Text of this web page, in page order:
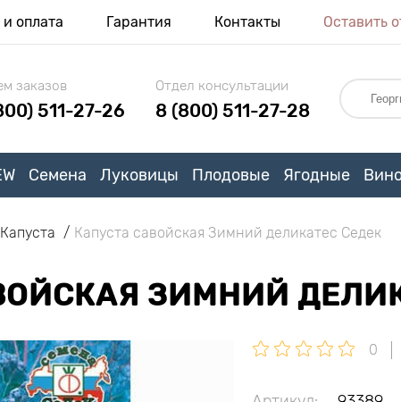
оплата Гарантия Контакты Оставить
заказов
511-27-26
Отдел консультации
8 (800) 511-27-28
Семена Луковицы Плодовые Ягодные
Капуста Капуста савойская Зимний деликатес Седек
ЗИМНИЙ
0